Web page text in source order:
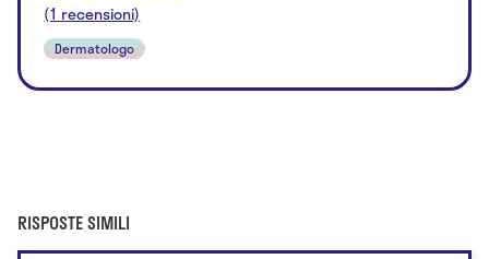
(1 recensioni)
Dermatologo
RISPOSTE SIMILI